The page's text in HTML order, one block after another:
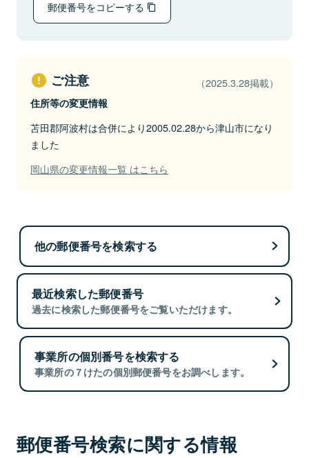
郵便番号をコピーする
ご注意 （2025.3.28掲載）
住所等の変更情報
苫田郡阿波村は合併により2005.02.28から津山市になり
ました
岡山県の変更情報一覧 はこちら
他の郵便番号を検索する
最近検索した郵便番号
過去に検索した郵便番号をご覧いただけます。
事業所の個別番号を検索する
事業所の７けたの個別郵便番号をお調べします。
郵便番号検索に関する情報